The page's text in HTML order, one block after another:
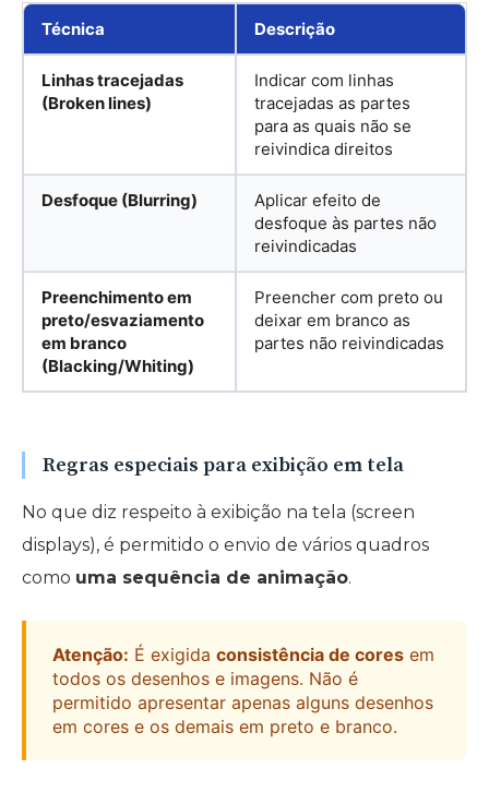
Técnica Descrição
Linhas tracejadas
(Broken lines)
Indicar com linhas
tracejadas as partes
para as quais não se
reivindica direitos
Desfoque (Blurring)
Aplicar efeito de
desfoque às partes não
reivindicadas
Preenchimento em
preto/esvaziamento
em branco
(Blacking/Whiting)
Preencher com preto ou
deixar em branco as
partes não reivindicadas
Regras especiais para exibição em tela
No que diz respeito à exibição na tela (screen
displays), é permitido o envio de vários quadros
como uma sequência de animação.
Atenção: É exigida consistência de cores em
todos os desenhos e imagens. Não é
permitido apresentar apenas alguns desenhos
em cores e os demais em preto e branco.